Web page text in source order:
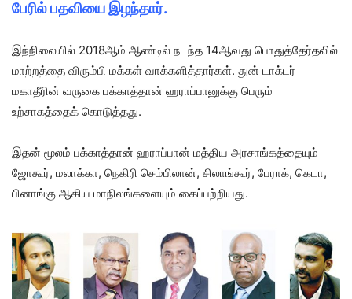
பேரில் பதவியை இழந்தார்.
இந்நிலையில் 2018ஆம் ஆண்டில் நடந்த 14ஆவது பொதுத்தேர்தலில்
மாற்றத்தை விரும்பி மக்கள் வாக்களித்தார்கள். துன் டாக்டர்
மகாதீரின் வருகை பக்காத்தான் ஹராப்பானுக்கு பெரும்
உற்சாகத்தைக் கொடுத்தது.
இதன் மூலம் பக்காத்தான் ஹராப்பான் மத்திய அரசாங்கத்தையும்
ஜோகூர், மலாக்கா, நெகிரி செம்பிலான், சிலாங்கூர், பேராக், கெடா,
பினாங்கு ஆகிய மாநிலங்களையும் கைப்பற்றியது.